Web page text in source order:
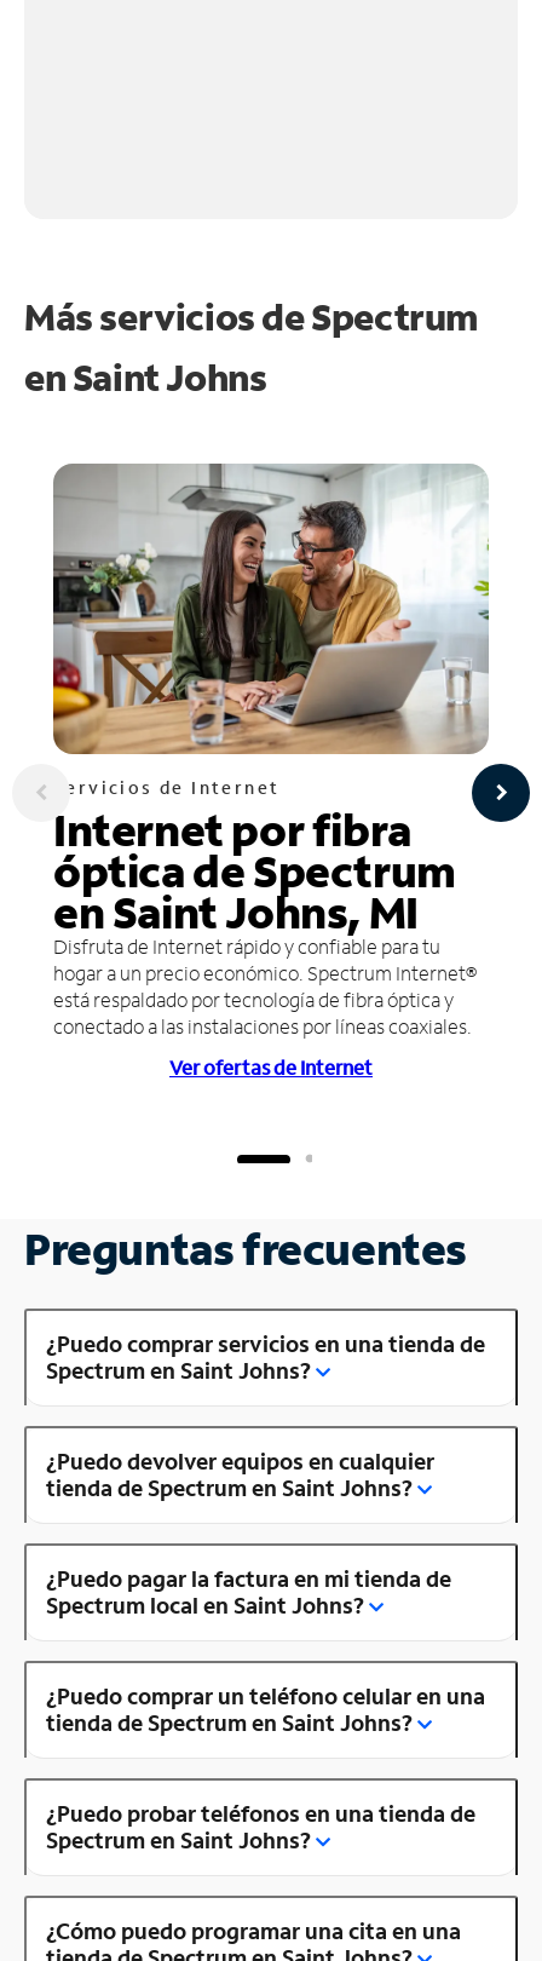
Más servicios de Spectrum
enSaint Johns
Servicios de Internet
Internet por fibra
óptica de Spectrum
en Saint Johns, MI
Disfruta de Internet rápido y confiable para tu
hogar a un precio económico. Spectrum Internet®
está respaldado por tecnología de fibra óptica y
conectado a las instalaciones por líneas coaxiales.
Ver ofertas de Internet
Preguntas frecuentes
¿Puedo comprar servicios en una tienda de
Spectrum en Saint Johns?
¿Puedo devolver equipos en cualquier
tienda de Spectrum en Saint Johns?
¿Puedo pagar la factura en mi tienda de
Spectrum local en Saint Johns?
¿Puedo comprar un teléfono celular en una
tienda de Spectrum en Saint Johns?
¿Puedo probar teléfonos en una tienda de
Spectrum en Saint Johns?
¿Cómo puedo programar una cita en una